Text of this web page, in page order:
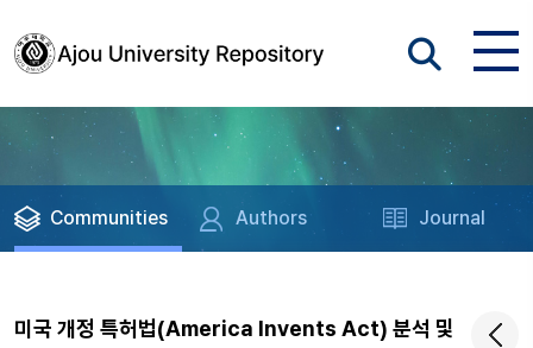
Communities Authors Journal
미국 개정 특허법(America Invents Act) 분석 및